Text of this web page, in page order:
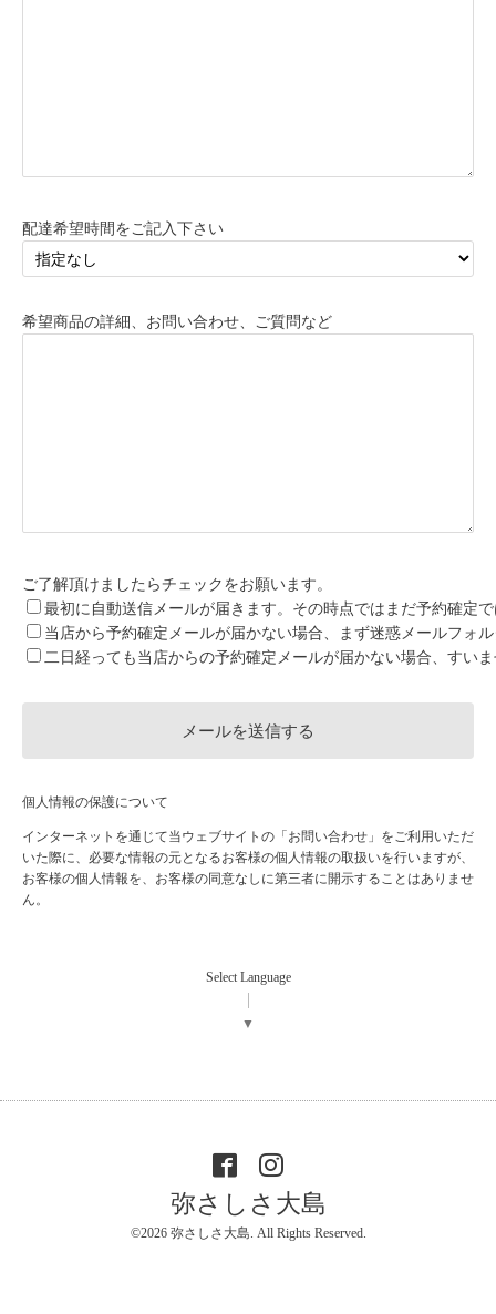
配達希望時間をご記入下さい
希望商品の詳細、お問い合わせ、ご質問など
ご了解頂けましたらチェックをお願います。
最初に自動送信メールが届きます。その時点ではまだ予約確定
当店から予約確定メールが届かない場合、まず迷惑メールフォ
二日経っても当店からの予約確定メールが届かない場合、すい
個人情報の保護について
インターネットを通じて当ウェブサイトの「お問い合わせ」をご利用いただ
いた際に、必要な情報の元となるお客様の個人情報の取扱いを行いますが、
お客様の個人情報を、お客様の同意なしに第三者に開示することはありませ
ん。
Select Language
▼
弥さしさ大島
©2026 弥さしさ大島. All Rights Reserved.